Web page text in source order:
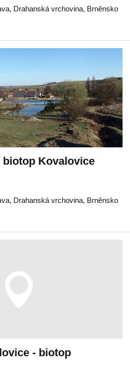
, Drahanská vrchovina, Brněnsko
Kovalovice
, Drahanská vrchovina, Brněnsko
- biotop